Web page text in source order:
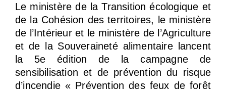
Le ministère de la Transition écologique et
de la Cohésion des territoires, le ministère
de l’Intérieur et le ministère de l’Agriculture
et de la Souveraineté alimentaire lancent
la 5e édition de la campagne de
sensibilisation et de prévention du risque
d’incendie « Prévention des feux de forêt